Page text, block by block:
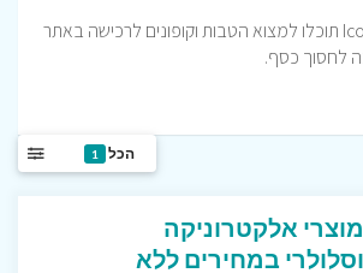
אצלנו באתר Icoupons תוכלו למצוא הטבות וקופונים לרכישה באתר
לחסוך כסף.
הכל 1
מוצרי אלקטרוניקה
וסלולרי במחירים ללא